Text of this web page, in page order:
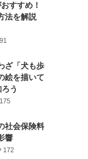
すすめ！
法を解説
ざ「犬も歩
絵を描いて
う
175
社会保険料
響
172